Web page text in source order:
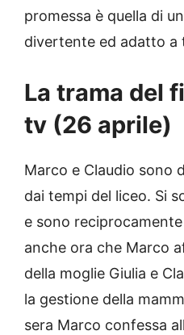
promessa è quella di
divertente ed adatto a
La trama del
tv (26 aprile)
Marco e Claudio sono
dai tempi del liceo. Si
e sono
anche ora che Marco
della moglie Giulia e
la gestione della
sera Marco confessa